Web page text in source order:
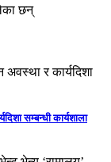
सम्बन्धी कार्यशाला